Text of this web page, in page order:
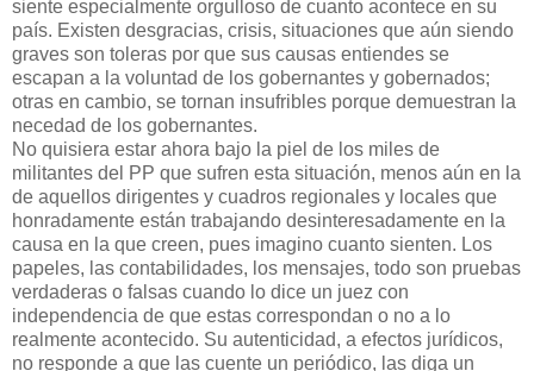
siente especialmente orgulloso de cuanto acontece en su
país. Existen desgracias, crisis, situaciones que aún siendo
graves son toleras por que sus causas entiendes se
escapan a la voluntad de los gobernantes y gobernados;
otras en cambio, se tornan insufribles porque demuestran la
necedad de los gobernantes.
No quisiera estar ahora bajo la piel de los miles de
militantes del PP que sufren esta situación, menos aún en la
de aquellos dirigentes y cuadros regionales y locales que
honradamente están trabajando desinteresadamente en la
causa en la que creen, pues imagino cuanto sienten. Los
papeles, las contabilidades, los mensajes, todo son pruebas
verdaderas o falsas cuando lo dice un juez con
independencia de que estas correspondan o no a lo
realmente acontecido. Su autenticidad, a efectos jurídicos,
no responde a que las cuente un periódico, las diga un